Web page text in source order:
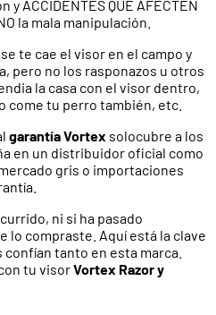
ACCIDENTES QUE AFECTEN
la mala manipulación.
te cae el visor en el campo y
pero no los rasponazos u otros
la casa con el visor dentro,
come tu perro también, etc.
garantía Vortex solocubre a los
en un distribuidor oficial como
gris o importaciones
ni si ha pasado
lo compraste. Aquí está la clave
tanto en esta marca.
tu visorVortex Razor y